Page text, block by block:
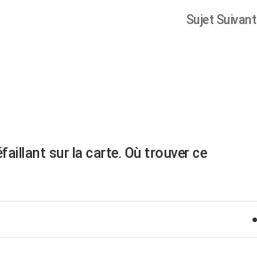
Sujet Suivant
sur la carte. Où trouver ce